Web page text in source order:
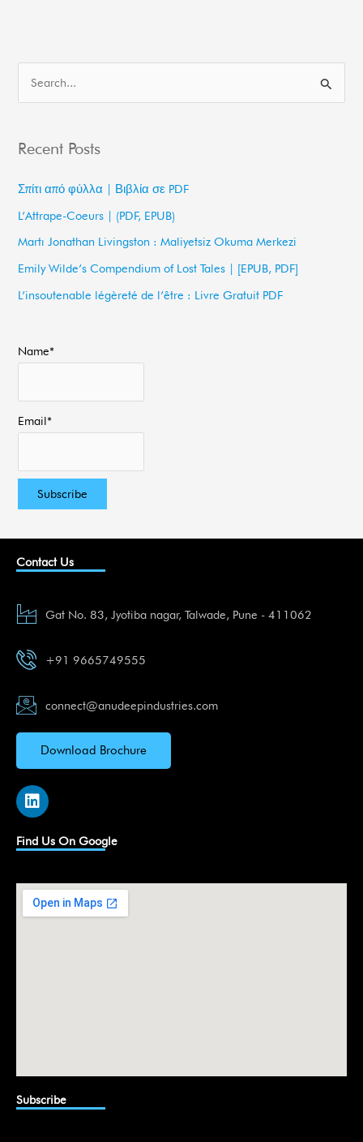
r
r
:
Recent Posts
Σπίτι από φύλλα | Βιβλία σε PDF
L’Attrape-Coeurs | (PDF, EPUB)
Martı Jonathan Livingston : Maliyetsiz Okuma Merkezi
Emily Wilde’s Compendium of Lost Tales | [EPUB, PDF]
L’insoutenable légèreté de l’être : Livre Gratuit PDF
Name*
Email*
Contact Us
Gat No. 83, Jyotiba nagar, Talwade, Pune - 411062
+91 9665749555
connect@anudeepindustries.com
Download Brochure
L
i
k
e
i
n
Find Us On Google
Subscribe